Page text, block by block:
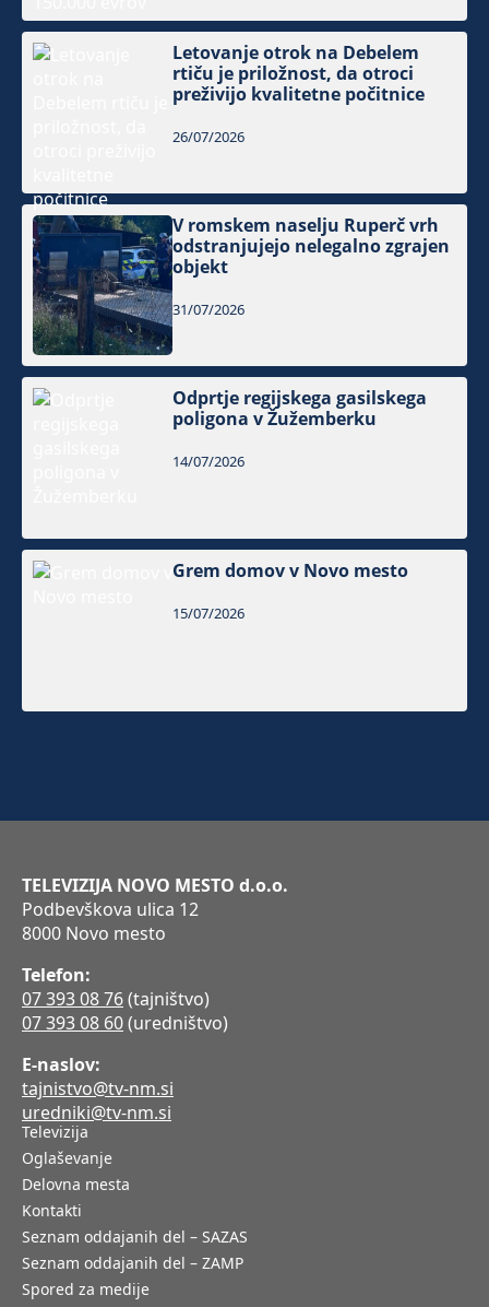
Letovanje otrok na Debelem
rtiču je priložnost, da otroci
preživijo kvalitetne počitnice
26/07/2026
V romskem naselju Ruperč vrh
odstranjujejo nelegalno zgrajen
objekt
31/07/2026
Odprtje regijskega gasilskega
poligona v Žužemberku
14/07/2026
Grem domov v Novo mesto
15/07/2026
TELEVIZIJA NOVO MESTO d.o.o.
Podbevškova ulica 12
8000 Novo mesto
Telefon:
07 393 08 76(tajništvo)
07 393 08 60(uredništvo)
E-naslov:
tajnistvo@tv-nm.si
uredniki@tv-nm.si
Televizija
Oglaševanje
Delovna mesta
Kontakti
Seznam oddajanih del – SAZAS
Seznam oddajanih del – ZAMP
Spored za medije